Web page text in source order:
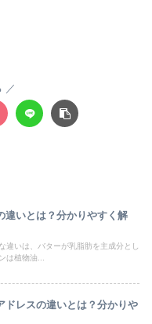
違いとは？分かりやすく解
違いは、バターが乳脂肪を主成分とし
は植物油...
ドレスの違いとは？分かりや